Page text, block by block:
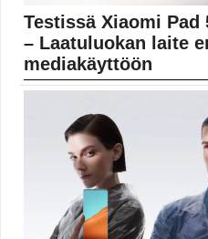
Testissä Xiaomi Pad
– Laatuluokan laite
mediakäyttöön
viihdesisältöjen nauttimiseen. Juuri...
android-tabletit